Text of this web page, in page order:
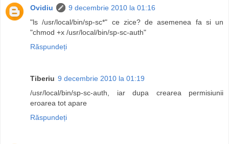
Ovidiu
9 decembrie 2010 la 01:16
"ls /usr/local/bin/sp-sc*" ce zice? de asemenea fa si un
"chmod +x /usr/local/bin/sp-sc-auth"
Răspundeți
Tiberiu 9 decembrie 2010 la 01:19
/usr/local/bin/sp-sc-auth, iar dupa crearea permisiunii
eroarea tot apare
Răspundeți